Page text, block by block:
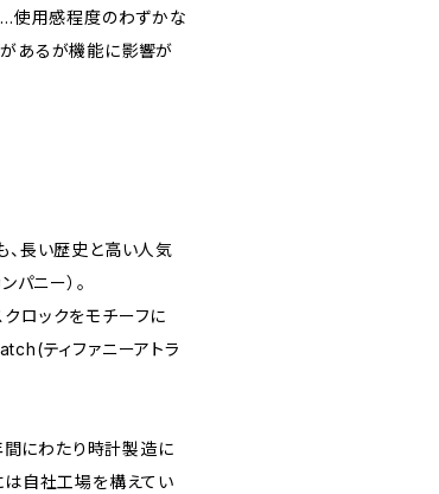
…使用感程度のわずかな
あるが機能に影響が
、長い歴史と高い人気
パニー）。
ロックをモチーフに
ティファニーアトラ
間にわたり時計製造に
は自社工場を構えてい